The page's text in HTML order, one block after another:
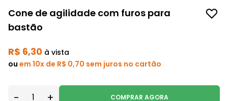
Cone de agilidade com furos para
bastão
R$ 6,30 à vista
ou em 10x de R$ 0,70 sem juros no cartão
- + COMPRAR AGORA